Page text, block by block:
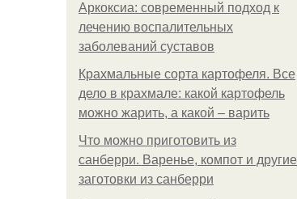
Аркоксиа: современный подход к
лечению воспалительных
заболеваний суставов
Крахмальные сорта картофеля. Все
дело в крахмале: какой картофель
можно жарить, а какой – варить
Что можно приготовить из
санберри. Варенье, компот и другие
заготовки из санберри